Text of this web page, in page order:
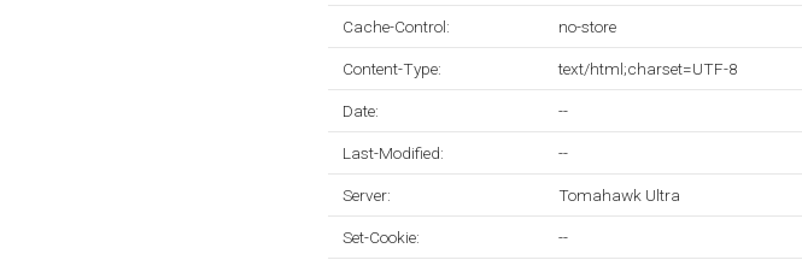
Cache-Control: no-store
Content-Type: text/html;charset=UTF-8
Date: --
Last-Modified: --
Server: Tomahawk Ultra
Set-Cookie: --